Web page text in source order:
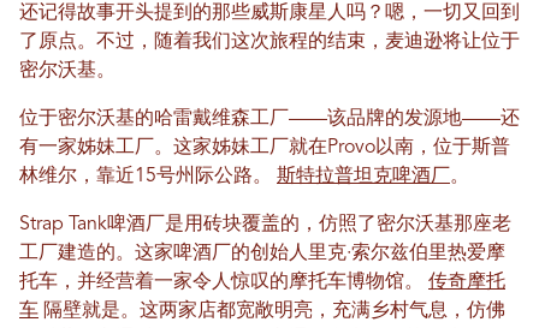
还记得故事开头提到的那些威斯康星人吗？嗯，一切又回到
了原点。不过，随着我们这次旅程的结束，麦迪逊将让位于
密尔沃基。
位于密尔沃基的哈雷戴维森工厂——该品牌的发源地——还
有一家姊妹工厂。这家姊妹工厂就在Provo以南，位于斯普
林维尔，靠近15号州际公路。 斯特拉普坦克啤酒厂 。
Strap Tank啤酒厂是用砖块覆盖的，仿照了密尔沃基那座老
工厂建造的。这家啤酒厂的创始人里克·索尔兹伯里热爱摩
托车，并经营着一家令人惊叹的摩托车博物馆。 传奇摩托
车 隔壁就是。这两家店都宽敞明亮，充满乡村气息，仿佛